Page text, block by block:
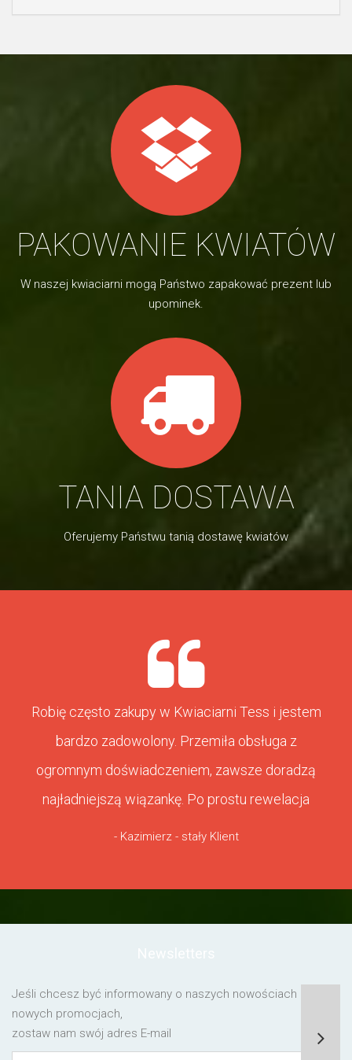
PAKOWANIE KWIATÓW
W naszej kwiaciarni mogą Państwo zapakować prezent lub
upominek.
TANIA DOSTAWA
Oferujemy Państwu tanią dostawę kwiatów
Robię często zakupy w Kwiaciarni Tess i jestem
bardzo zadowolony. Przemiła obsługa z
ogromnym doświadczeniem, zawsze doradzą
najładniejszą wiązankę. Po prostu rewelacja
- Kazimierz - stały Klient
Jeśli chcesz być informowany o naszych nowościach lub o
nowych promocjach,
zostaw nam swój adres E-mail